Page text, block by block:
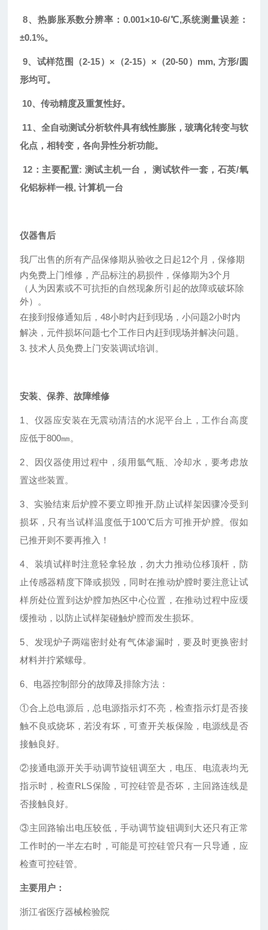
8、热膨胀系数分辨率： 0.001×10-6/℃,系统测量误差：
±0.1%。
9、试样范围（2-15）×（2-15）×（20-50） mm, 方形/ 圆
形均可。
10、传动精度及重复性好。
11、 全自动测试分析软件具有线性膨胀，玻璃化转变与软
化点，相转变，各向异性分析功能。
12：主要配置: 测试主机一台， 测试软件一套，石英/氧
化铝标样一根, 计算机一台
仪器售后
我厂出售的所有产品保修期从验收之日起12个月，保修期
内免费上门维修，产品标注的易损件，保修期为3个月
（人为因素或不可抗拒的自然现象所引起的故障或破坏除
外）。
在接到报修通知后，48小时内赶到现场，小问题2小时内
解决，元件损坏问题七个工作日内赶到现场并解决问题。
3. 技术人员免费上门安装调试培训。
安装、保养、故障维修
1、仪器应安装在无震动清洁的水泥平台上，工作台高度
应低于800㎜。
2、因仪器使用过程中，须用氩气瓶、冷却水，要考虑放
置这些装置。
3、实验结束后炉膛不要立即推开,防止试样架因骤冷受到
损坏，只有当试样温度低于100℃后方可推开炉膛。假如
已推开则不要再推入！
4、装填试样时注意轻拿轻放，勿大力推动位移顶杆，防
止传感器精度下降或损毁，同时在推动炉膛时要注意让试
样所处位置到达炉膛加热区中心位置，在推动过程中应缓
缓推动，以防止试样架碰触炉膛而发生损坏。
5、发现炉子两端密封处有气体渗漏时，要及时更换密封
材料并拧紧螺母。
6、电器控制部分的故障及排除方法：
①合上总电源后，总电源指示灯不亮，检查指示灯是否接
触不良或烧坏，若没有坏，可查开关板保险，电源线是否
接触良好。
②接通电源开关手动调节旋钮调至大，电压、电流表均无
指示时，检查RLS保险，可控硅管是否坏，主回路连线是
否接触良好。
③主回路输出电压较低，手动调节旋钮调到大还只有正常
工作时的一半左右时，可能是可控硅管只有一只导通，应
检查可控硅管。
主要用户：
浙江省医疗器械检验院